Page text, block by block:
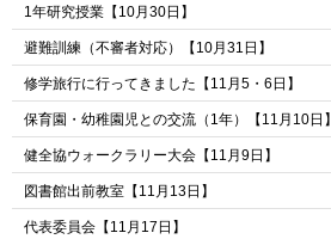
1年研究授業【10月30日】
避難訓練（不審者対応）【10月31日】
修学旅行に行ってきました【11月5・6日】
保育園・幼稚園児との交流（1年）【11月10日】
健全協ウォークラリー大会【11月9日】
図書館出前教室【11月13日】
代表委員会【11月17日】